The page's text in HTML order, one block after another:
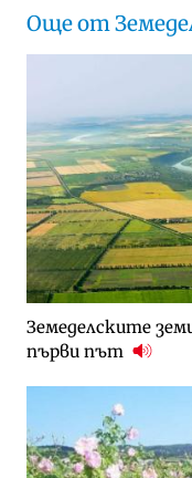
Още от
Земеделските
първи път